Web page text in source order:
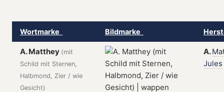
Wortmarke Bildmarke
A. Matthey (mit
Schild mit Sternen,
Halbmond, Zier / wie
Gesicht)
A.
Jules